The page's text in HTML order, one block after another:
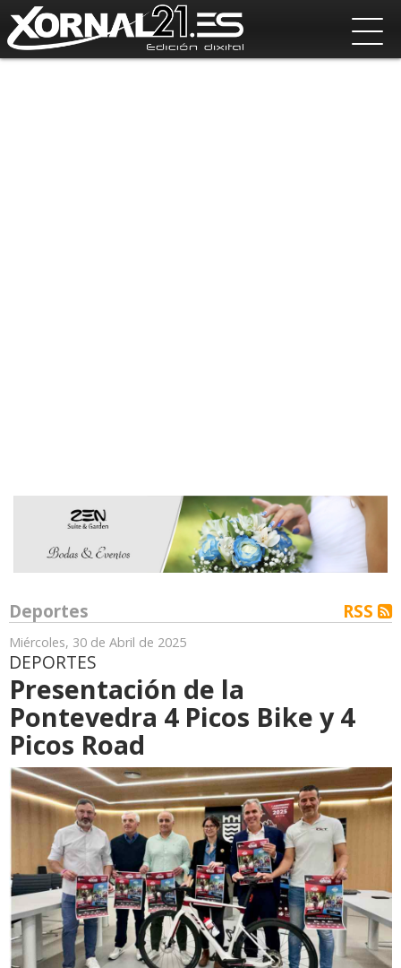
Deportes RSS
Miércoles, 30 de Abril de 2025
DEPORTES
Presentación de la
Pontevedra 4 Picos Bike y 4
Picos Road